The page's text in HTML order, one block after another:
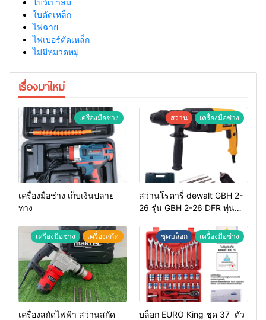
โบว์เป่าลม
ใบตัดเหล็ก
ไฟฉาย
ไฟเบอร์ตัดเหล็ก
ไม่มีหมวดหมู่
เรื่องมาใหม่
เครื่องมือช่าง
เครื่องมือช่าง เก็บเงินปลาย
ทาง
สว่าน เครื่องมือช่าง
สว่านโรตารี่ dewalt GBH 2-
26 รุ่น GBH 2-26 DFR ทุ่น
เครื่องมือช่าง เครื่องสกัด
เครื่องสกัดไฟฟ้า สว่านสกัด
ชุดบล็อก เครื่องมือช่าง
บล็อก EURO King ชุด 37 ตัว